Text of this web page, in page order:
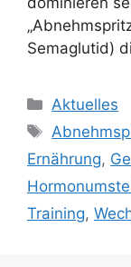
Semaglutid)
Aktuelles
Ernährung,
Training,